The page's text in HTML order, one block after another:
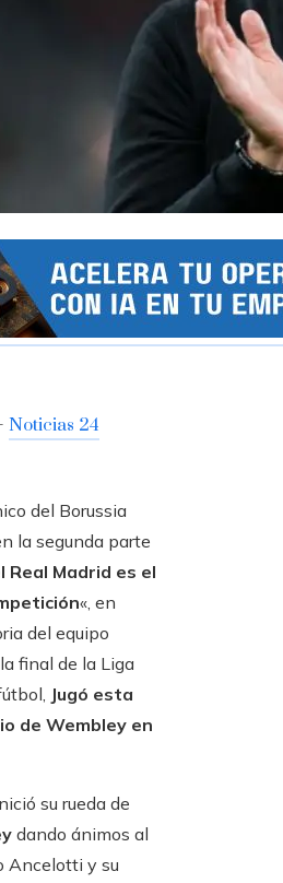
Noticias 24
del Borussia
la segunda parte
Real Madrid es el
«, en
del equipo
final de la Liga
Jugó esta
de Wembley en
su rueda de
dando ánimos al
Ancelotti y su